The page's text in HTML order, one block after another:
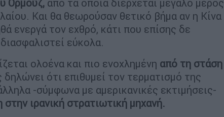
Ορμούζ, από τα οποία διέρχεται μεγάλο μέρος
Και θα θεωρούσαν θετικό βήμα αν η Κίνα
ενεργά τον εχθρό, κάτι που επίσης δε
εύκολα.
ολοένα και πιο ενοχλημένη από τη στάση
ότι επιθυμεί τον τερματισμό της
-σύμφωνα με αμερικανικές εκτιμήσεις-
στην ιρανική στρατιωτική μηχανή.